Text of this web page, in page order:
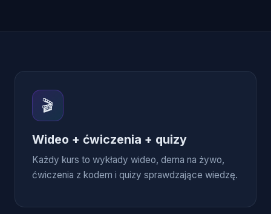
🎬
Wideo + ćwiczenia + quizy
Każdy kurs to wykłady wideo, dema na żywo,
ćwiczenia z kodem i quizy sprawdzające wiedzę.